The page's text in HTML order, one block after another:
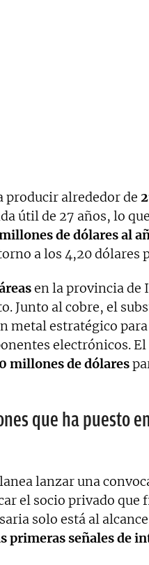
producir alrededor de
útil de 27 años, lo
de dólares al
a los 4,20 dólares
en la provincia de
Junto al cobre, el
metal estratégico
electrónicos.
millones de dólares
que ha puesto
lanzar una
el socio privado que
solo está al
primeras señales de